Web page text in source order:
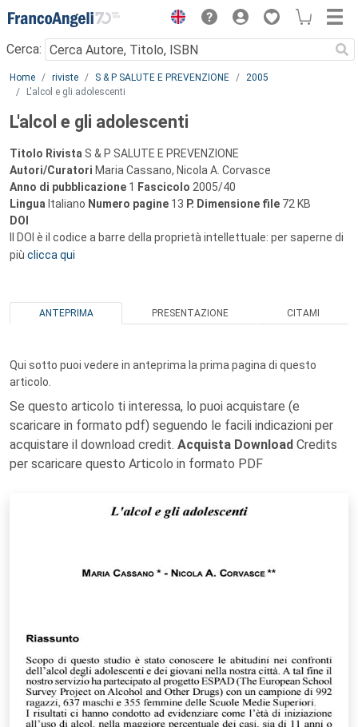
Menu
Cerca:
Main content
Home riviste S & P SALUTE E PREVENZIONE
2005
L'alcol e gli adolescenti
L'alcol e gli adolescenti
Titolo Rivista S & P SALUTE E PREVENZIONE
Autori/Curatori Maria Cassano, Nicola A. Corvasce
Anno di pubblicazione 1 Fascicolo 2005/40
Lingua Italiano Numero pagine 13 P. Dimensione file 72 KB
DOI
Il DOI è il codice a barre della proprietà intellettuale: per saperne di
più clicca qui
ANTEPRIMA PRESENTAZIONE CITAMI
Qui sotto puoi vedere in anteprima la prima pagina di questo
articolo.
Se questo articolo ti interessa, lo puoi acquistare (e
scaricare in formato pdf) seguendo le facili indicazioni per
acquistare il download credit. Acquista Download Credits
per scaricare questo Articolo in formato PDF